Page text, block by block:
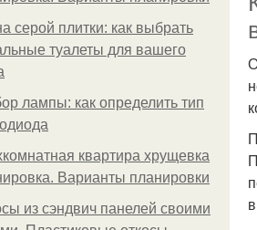
серой плитки: как выбрать
туалеты для вашего
лампы: как определить тип
квартира хрущевка
Варианты планировки
из сэндвич панелей своими